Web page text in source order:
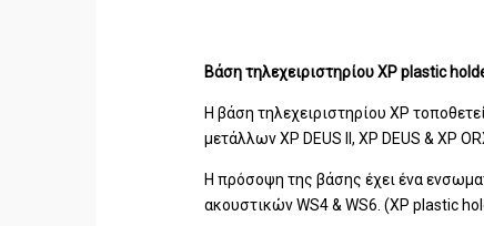
Βάση τηλεχειριστηρίου XP plastic
Η βάση τηλεχειριστηρίου XP
μετάλλων XP DEUS II, XP DEUS & XP
H πρόσοψη της βάσης έχει ένα
ακουστικών WS4 & WS6. (XP plastic